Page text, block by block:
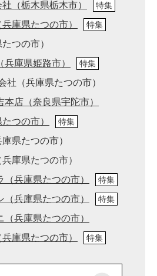
（栃木県栃木市） 特集
庫県たつの市） 特集
つの市）
庫県姫路市）
特集
社（兵庫県たつの市）
店（奈良県宇陀市）
つの市）
特集
県たつの市）
庫県たつの市）
兵庫県たつの市）
特集
兵庫県たつの市） 特集
兵庫県たつの市）
庫県たつの市）
特集